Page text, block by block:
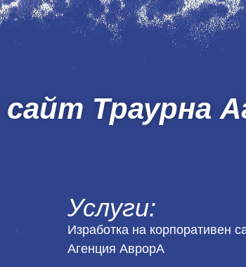
Траурна
Услуги:
Изработка на корпоративен
Агенция АврорА